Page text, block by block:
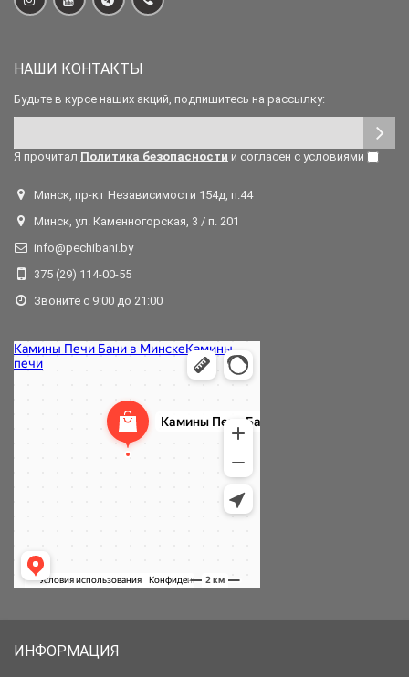
НАШИ КОНТАКТЫ
Будьте в курсе наших акций, подпишитесь на рассылку:
Я прочитал Политика безопасности и согласен с условиями
Минск, пр-кт Независимости 154д, п.44
Минск, ул. Каменногорская, 3 / п. 201
info@pechibani.by
375 (29) 114-00-55
Звоните с 9:00 до 21:00
ИНФОРМАЦИЯ